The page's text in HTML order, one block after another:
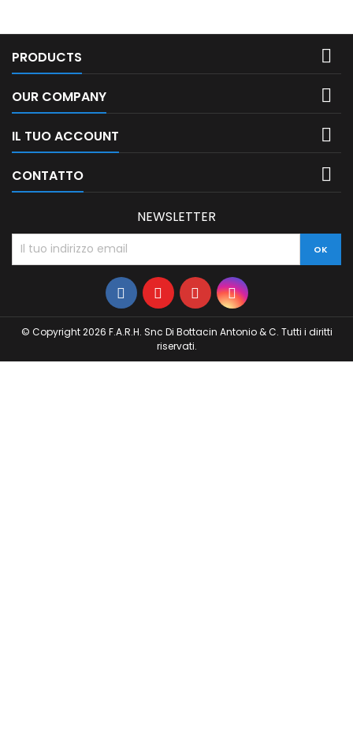
PRODUCTS 
OUR COMPANY 
IL TUO ACCOUNT 
CONTATTO 
NEWSLETTER
© Copyright 2026 F.A.R.H. Snc Di Bottacin Antonio & C. Tutti i diritti
riservati.